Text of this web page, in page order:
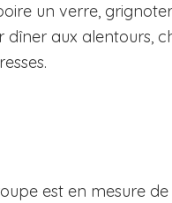
un verre,
aux alentours,
est en mesure